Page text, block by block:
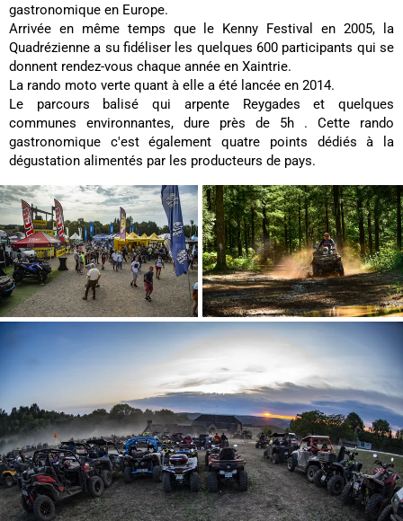
gastronomique en Europe.
Arrivée en même temps que le Kenny Festival en 2005, la
Quadrézienne a su fidéliser les quelques 600 participants qui se
donnent rendez-vous chaque année en Xaintrie.
La rando moto verte quant à elle a été lancée en 2014.
Le parcours balisé qui arpente Reygades et quelques
communes environnantes, dure près de 5h . Cette rando
gastronomique c'est également quatre points dédiés à la
dégustation alimentés par les producteurs de pays.